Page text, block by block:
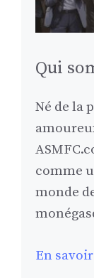
Qui
Né de la
comme
monde
En